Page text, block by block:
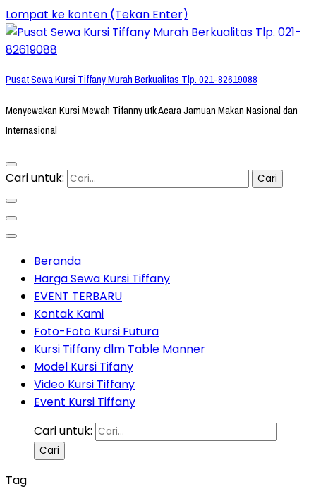
Lompat ke konten (Tekan Enter)
Pusat Sewa Kursi Tiffany Murah Berkualitas Tlp. 021-82619088
Menyewakan Kursi Mewah Tifanny utk Acara Jamuan Makan Nasional dan
Internasional
Cari untuk:
Beranda
Harga Sewa Kursi Tiffany
EVENT TERBARU
Kontak Kami
Foto-Foto Kursi Futura
Kursi Tiffany dlm Table Manner
Model Kursi Tifany
Video Kursi Tiffany
Event Kursi Tiffany
Cari untuk:
Tag